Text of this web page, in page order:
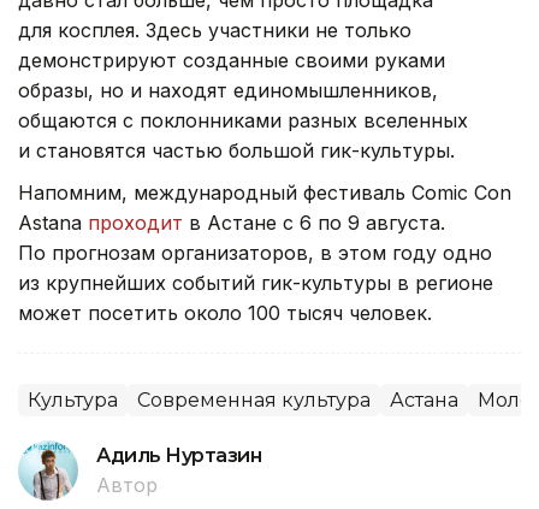
для косплея. Здесь участники не только
демонстрируют созданные своими руками
образы, но и находят единомышленников,
общаются с поклонниками разных вселенных
и становятся частью большой гик-культуры.
Напомним, международный фестиваль Comic Con
Astana проходит в Астане с 6 по 9 августа.
По прогнозам организаторов, в этом году одно
из крупнейших событий гик-культуры в регионе
может посетить около 100 тысяч человек.
Культура Современная культура Астана
Адиль Нуртазин
Автор